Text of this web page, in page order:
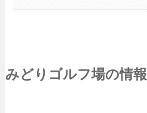
みどりゴルフ場の情報